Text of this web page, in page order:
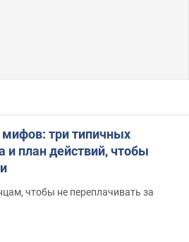
три типичных
план действий, чтобы
чтобы не переплачивать за